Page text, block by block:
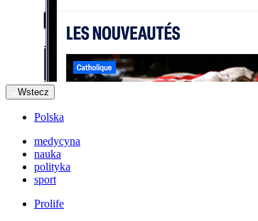
Wstecz
Polska
medycyna
nauka
polityka
sport
Prolife